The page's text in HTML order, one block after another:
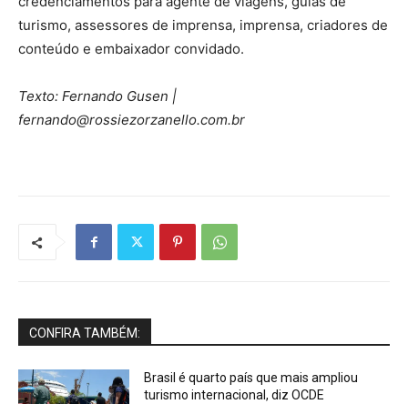
turismo, assessores de imprensa, imprensa, criadores de
conteúdo e embaixador convidado.
Texto: Fernando Gusen |
fernando@rossiezorzanello.com.br
CONFIRA TAMBÉM:
Brasil é quarto país que mais ampliou
turismo internacional, diz OCDE